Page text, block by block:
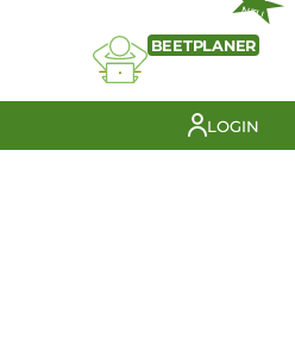
NEU
BEETPLANER
LOGIN